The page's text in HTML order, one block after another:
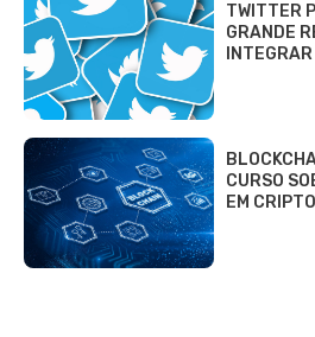
TWITTER
GRANDE
CURSO
EM